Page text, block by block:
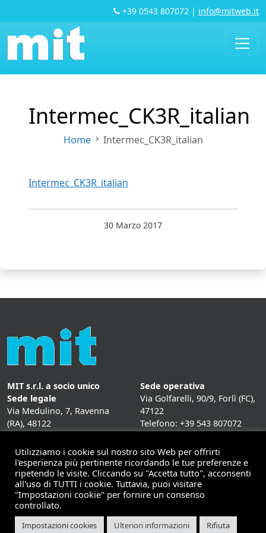
+39 0543 807072 | info@mitweb.it
Intermec_CK3R_italian
Home Intermec_CK3R_italian
Intermec_CK3R_italian
30 Marzo 2017
MIT s.r.l. a socio unico
Sede legale
Via Medulino, 7, Ravenna
(RA), 48122
Sede operativa
Via Golfarelli, 90/9, Forlì (FC),
47122
Telefono: +39 543 807072
Mail: info@mitweb.it
INFORMATIVE
Privacy Policy
Cookie Policy
Utilizziamo i cookie sul nostro sito Web per offrirti
l'esperienza più pertinente ricordando le tue preferenze e
ripetendo le visite. Cliccando su "Accetta tutto", acconsenti
all'uso di TUTTI i cookie. Tuttavia, puoi visitare
"Impostazioni cookie" per fornire un consenso
controllato.
Impostazioni cookies Ulteriori informazioni Rifiuta